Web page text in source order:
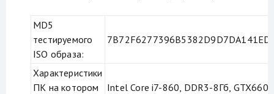
MD5
тестируемого
ISO образа:
Характеристики
ПК на котором
Intel Core i7-860, DDR3-8Гб,